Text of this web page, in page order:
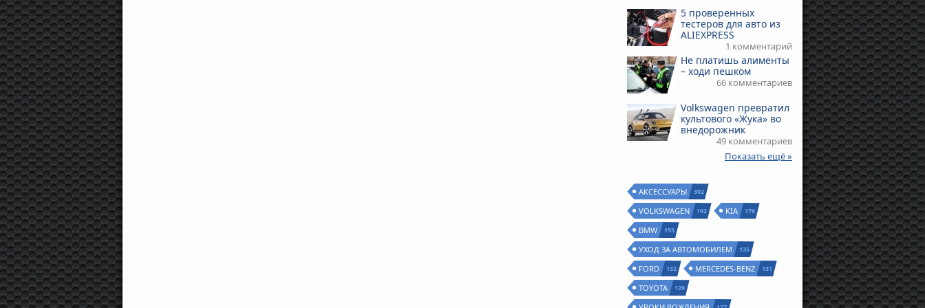
5 проверенных
тестеров для авто из
ALIEXPRESS
1 комментарий
Не платишь алименты
– ходи пешком
66 комментариев
Volkswagen превратил
культового «Жука» во
внедорожник
49 комментариев
Показать ещё »
АКСЕССУАРЫ 392
VOLKSWAGEN 192 KIA 176
BMW 155
УХОД ЗА АВТОМОБИЛЕМ 135
FORD 132 MERCEDES-BENZ 131
TOYOTA 129